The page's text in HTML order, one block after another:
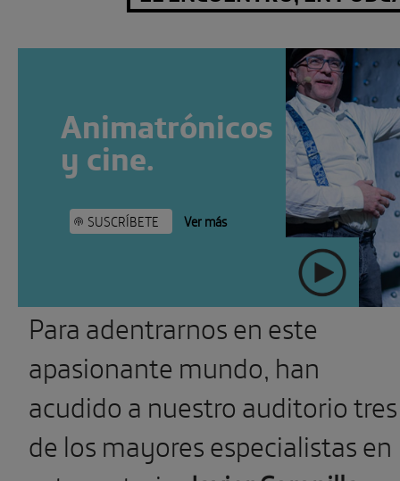
Animatrónicos
y cine.
SUSCRÍBETE Ver más
Para adentrarnos en este
apasionante mundo, han
acudido a nuestro auditorio tres
de los mayores especialistas en